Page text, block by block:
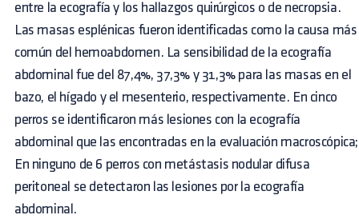
entre la ecografía y los hallazgos quirúrgicos o de necropsia.
Las masas esplénicas fueron identificadas como la causa más
común del hemoabdomen. La sensibilidad de la ecografía
abdominal fue del 87,4%, 37,3% y 31,3% para las masas en el
bazo, el hígado y el mesenterio, respectivamente. En cinco
perros se identificaron más lesiones con la ecografía
abdominal que las encontradas en la evaluación macroscópica;
En ninguno de 6 perros con metástasis nodular difusa
peritoneal se detectaron las lesiones por la ecografía
abdominal.